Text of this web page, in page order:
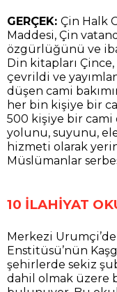
GERÇEK: Çin Halk
Maddesi, Çin
özgürlüğünü ve
Din kitapları
çevrildi ve
düşen cami
her bin kişiye bir
500 kişiye bir
yolunu, suyunu,
hizmeti olarak
Müslümanlar
10 İLAHİYAT
Merkezi
Enstitüsü’nün
şehirlerde sekiz
dahil olmak üzere